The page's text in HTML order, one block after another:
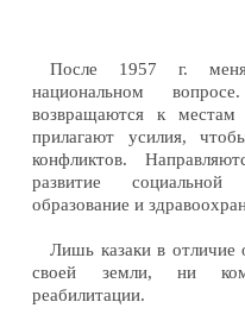
После 1957 г.
национальном
возвращаются к местам
прилагают усилия,
конфликтов.
развитие
образование и
Лишь казаки в отличие
своей земли, ни
реабилитации.